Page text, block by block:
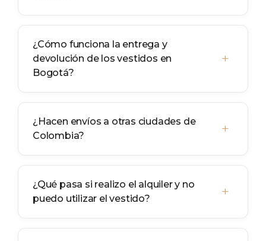
¿Cómo funciona la entrega y
devolución de los vestidos en
Bogotá?
+
¿Hacen envíos a otras ciudades de
Colombia?
+
¿Qué pasa si realizo el alquiler y no
puedo utilizar el vestido?
+